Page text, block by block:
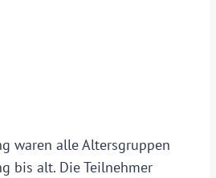
waren alle Altersgruppen
bis alt. Die Teilnehmer